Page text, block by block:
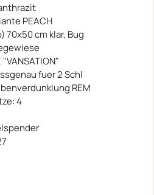
PEACH
70x50 cm klar, Bug
fuer 2 Schl
REM
4